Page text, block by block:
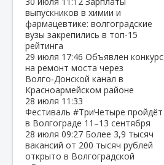
выпускников в химии и
фармацевтике: волгоградские
вузы закрепились в топ‑15
рейтинга
29 июля 17:46 Объявлен конкурс
на ремонт моста через
Волго‑Донской канал в
Красноармейском районе
28 июля 11:33
Фестиваль #ТриЧетыре пройдёт
в Волгограде 11–13 сентября
28 июля 09:27 Более 3,9 тысяч
вакансий от 200 тысяч рублей
открыто в Волгоградской